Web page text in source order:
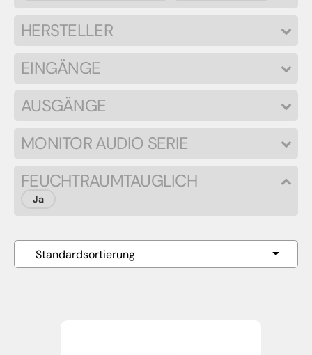
HERSTELLER
EINGÄNGE
AUSGÄNGE
MONITOR AUDIO SERIE
FEUCHTRAUMTAUGLICH
Ja